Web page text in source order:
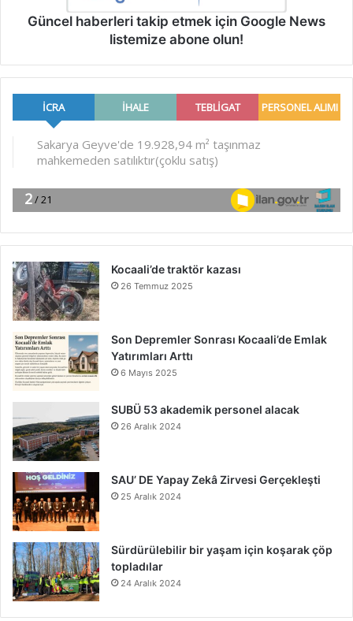
Güncel haberleri takip etmek için Google News
listemize abone olun!
Kocaali’de traktör kazası
26 Temmuz 2025
Son Depremler Sonrası Kocaali’de Emlak
Yatırımları Arttı
6 Mayıs 2025
SUBÜ 53 akademik personel alacak
26 Aralık 2024
SAU’ DE Yapay Zekâ Zirvesi Gerçekleşti
25 Aralık 2024
Sürdürülebilir bir yaşam için koşarak çöp
topladılar
24 Aralık 2024